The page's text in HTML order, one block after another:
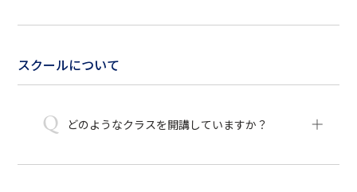
スクールについて
Q どのようなクラスを開講していますか？